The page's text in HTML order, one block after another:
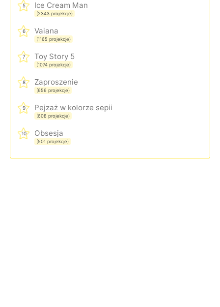
5 Ice Cream Man
(2343 projekcje)
6 Vaiana
(1165 projekcje)
7 Toy Story 5
(1074 projekcje)
8 Zaproszenie
(656 projekcje)
9 Pejzaż w kolorze sepii
(608 projekcje)
10 Obsesja
(501 projekcje)